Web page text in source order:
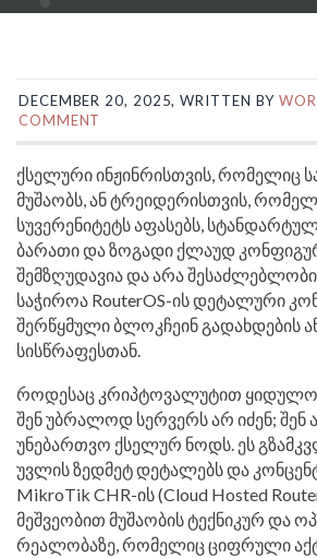
DECEMBER 20, 2025, WRITTEN BY
COMMENT
ქსელური ინჟინრისთვის, რომელიც
მუშაობს, ან ტრეიდერისთვის,
სუვერენიტეტს აფასებს,
ბარათი და ზოგადი ქლაუდ
შემზღუდავია და არა
საჭიროა RouterOS-ის დეტალური
შერწყმული ბლოკჩეინ გადახდების
სისწრაფესთან.
როდესაც კრიპტოვალუტით
შენ უბრალოდ სერვერს არ იძენ; შენ
უნებართვო ქსელურ ნოდს. ეს
უვლის ზედმეტ დეტალებს და
MikroTik CHR-ის (Cloud Hosted
მეშვეობით მუშაობის ტექნიკურ და
რეალობაზე, რომელიც ციფრული